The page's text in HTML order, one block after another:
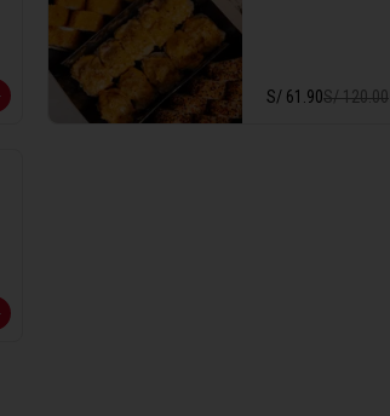
S/ 61.90S/ 120.00